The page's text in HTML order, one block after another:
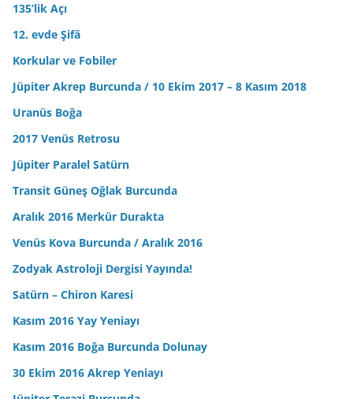
135’lik Açı
12. evde Şifâ
Korkular ve Fobiler
Jüpiter Akrep Burcunda / 10 Ekim 2017 – 8 Kasım 2018
Uranüs Boğa
2017 Venüs Retrosu
Jüpiter Paralel Satürn
Transit Güneş Oğlak Burcunda
Aralık 2016 Merkür Durakta
Venüs Kova Burcunda / Aralık 2016
Zodyak Astroloji Dergisi Yayında!
Satürn – Chiron Karesi
Kasım 2016 Yay Yeniayı
Kasım 2016 Boğa Burcunda Dolunay
30 Ekim 2016 Akrep Yeniayı